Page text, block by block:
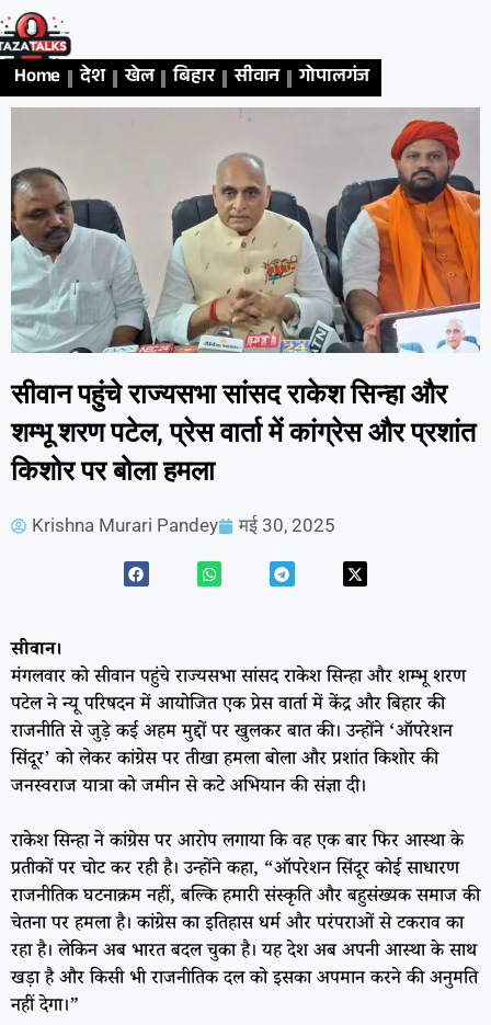
Home देश खेल बिहार सीवान गोपालगंज
सीवान पहुंचे राज्यसभा सांसद राकेश सिन्हा और
शम्भू शरण पटेल, प्रेस वार्ता में कांग्रेस और प्रशांत
किशोर पर बोला हमला
Krishna Murari Pandey मई 30, 2025
सीवान।
मंगलवार को सीवान पहुंचे राज्यसभा सांसद राकेश सिन्हा और शम्भू शरण
पटेल ने न्यू परिषदन में आयोजित एक प्रेस वार्ता में केंद्र और बिहार की
राजनीति से जुड़े कई अहम मुद्दों पर खुलकर बात की। उन्होंने ‘ऑपरेशन
सिंदूर’ को लेकर कांग्रेस पर तीखा हमला बोला और प्रशांत किशोर की
जनस्वराज यात्रा को जमीन से कटे अभियान की संज्ञा दी।
राकेश सिन्हा ने कांग्रेस पर आरोप लगाया कि वह एक बार फिर आस्था के
प्रतीकों पर चोट कर रही है। उन्होंने कहा, “ऑपरेशन सिंदूर कोई साधारण
राजनीतिक घटनाक्रम नहीं, बल्कि हमारी संस्कृति और बहुसंख्यक समाज की
चेतना पर हमला है। कांग्रेस का इतिहास धर्म और परंपराओं से टकराव का
रहा है। लेकिन अब भारत बदल चुका है। यह देश अब अपनी आस्था के साथ
खड़ा है और किसी भी राजनीतिक दल को इसका अपमान करने की अनुमति
नहीं देगा।”